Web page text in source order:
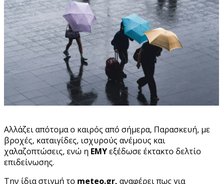
Αλλάζει απότομα ο καιρός από σήμερα, Παρασκευή, με
βροχές, καταιγίδες, ισχυρούς ανέμους και
χαλαζοπτώσεις, ενώ η ΕΜΥεξέδωσε έκτακτο δελτίο
επιδείνωσης.
Την ίδια στιγμή το meteo.gr, αναφέρει πως για